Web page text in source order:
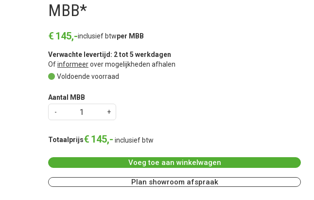
MBB*
€ 145,-inclusief btwper MBB
Verwachte levertijd: 2 tot 5 werkdagen
Ofinformeerover mogelijkheden afhalen
Voldoende voorraad
Aantal MBB
Totaalprijs€ 145,- inclusief btw
Voeg toe aan winkelwagen
Plan showroom afspraak